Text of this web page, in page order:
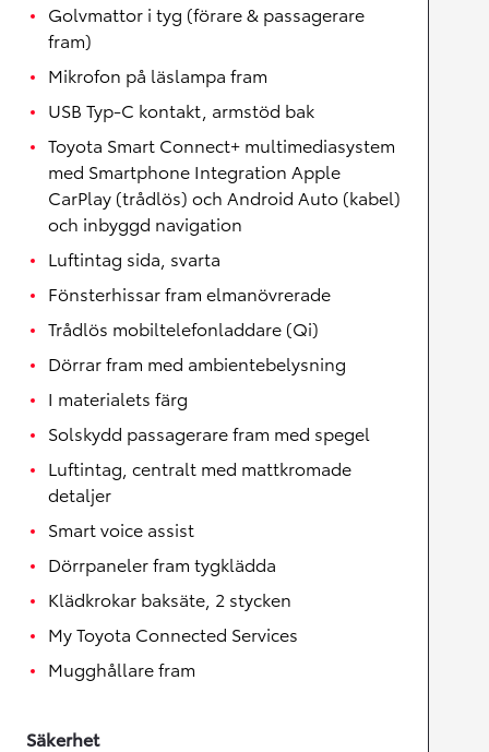
Golvmattor i tyg (förare & passagerare
fram)
Mikrofon på läslampa fram
USB Typ-C kontakt, armstöd bak
Toyota Smart Connect+ multimediasystem
med Smartphone Integration Apple
CarPlay (trådlös) och Android Auto (kabel)
och inbyggd navigation
Luftintag sida, svarta
Fönsterhissar fram elmanövrerade
Trådlös mobiltelefonladdare (Qi)
Dörrar fram med ambientebelysning
I materialets färg
Solskydd passagerare fram med spegel
Luftintag, centralt med mattkromade
detaljer
Smart voice assist
Dörrpaneler fram tygklädda
Klädkrokar baksäte, 2 stycken
My Toyota Connected Services
Mugghållare fram
Säkerhet